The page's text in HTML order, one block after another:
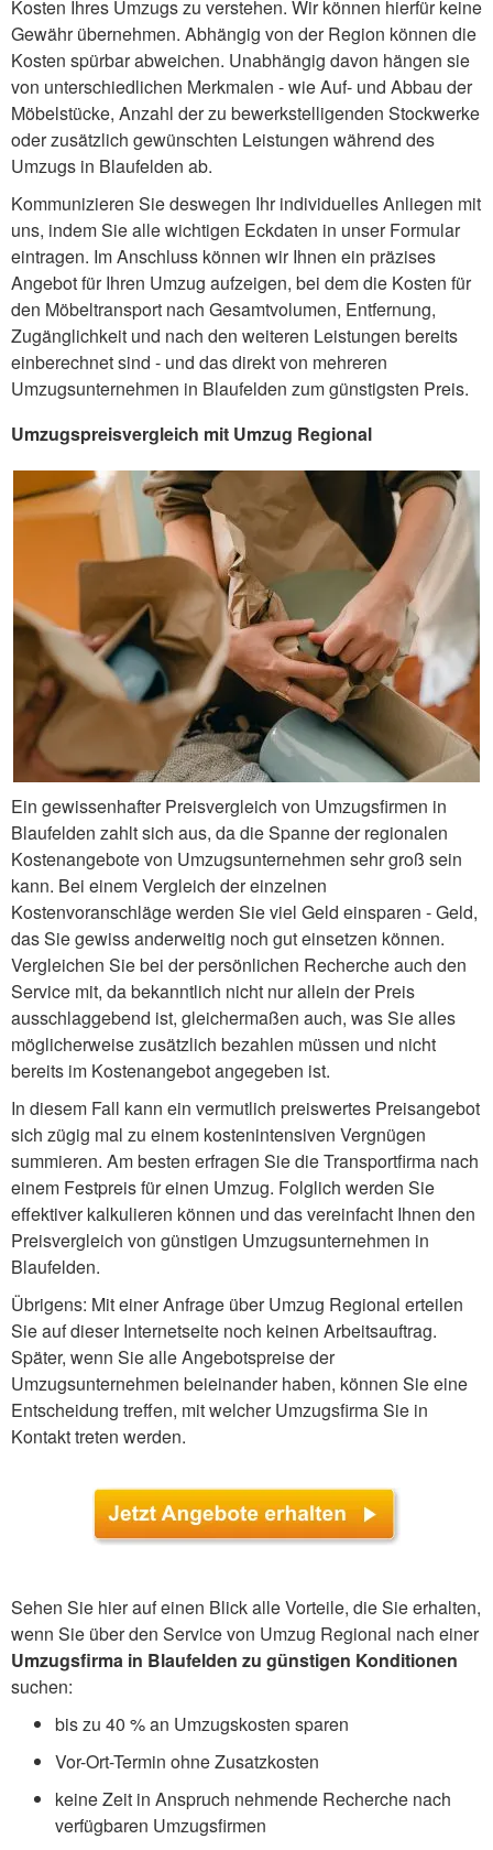
Kosten Ihres Umzugs zu verstehen. Wir können hierfür keine
Gewähr übernehmen. Abhängig von der Region können die
Kosten spürbar abweichen. Unabhängig davon hängen sie
von unterschiedlichen Merkmalen - wie Auf- und Abbau der
Möbelstücke, Anzahl der zu bewerkstelligenden Stockwerke
oder zusätzlich gewünschten Leistungen während des
Umzugs in Blaufelden ab.
Kommunizieren Sie deswegen Ihr individuelles Anliegen mit
uns, indem Sie alle wichtigen Eckdaten in unser Formular
eintragen. Im Anschluss können wir Ihnen ein präzises
Angebot für Ihren Umzug aufzeigen, bei dem die Kosten für
den Möbeltransport nach Gesamtvolumen, Entfernung,
Zugänglichkeit und nach den weiteren Leistungen bereits
einberechnet sind - und das direkt von mehreren
Umzugsunternehmen in Blaufelden zum günstigsten Preis.
Umzugspreisvergleich mit Umzug Regional
Ein gewissenhafter Preisvergleich von Umzugsfirmen in
Blaufelden zahlt sich aus, da die Spanne der regionalen
Kostenangebote von Umzugsunternehmen sehr groß sein
kann. Bei einem Vergleich der einzelnen
Kostenvoranschläge werden Sie viel Geld einsparen - Geld,
das Sie gewiss anderweitig noch gut einsetzen können.
Vergleichen Sie bei der persönlichen Recherche auch den
Service mit, da bekanntlich nicht nur allein der Preis
ausschlaggebend ist, gleichermaßen auch, was Sie alles
möglicherweise zusätzlich bezahlen müssen und nicht
bereits im Kostenangebot angegeben ist.
In diesem Fall kann ein vermutlich preiswertes Preisangebot
sich zügig mal zu einem kostenintensiven Vergnügen
summieren. Am besten erfragen Sie die Transportfirma nach
einem Festpreis für einen Umzug. Folglich werden Sie
effektiver kalkulieren können und das vereinfacht Ihnen den
Preisvergleich von günstigen Umzugsunternehmen in
Blaufelden.
Übrigens: Mit einer Anfrage über Umzug Regional erteilen
Sie auf dieser Internetseite noch keinen Arbeitsauftrag.
Später, wenn Sie alle Angebotspreise der
Umzugsunternehmen beieinander haben, können Sie eine
Entscheidung treffen, mit welcher Umzugsfirma Sie in
Kontakt treten werden.
Sehen Sie hier auf einen Blick alle Vorteile, die Sie erhalten,
wenn Sie über den Service von Umzug Regional nach einer
Umzugsfirma in Blaufelden zu günstigen Konditionen
suchen:
bis zu 40 % an Umzugskosten sparen
Vor-Ort-Termin ohne Zusatzkosten
keine Zeit in Anspruch nehmende Recherche nach
verfügbaren Umzugsfirmen